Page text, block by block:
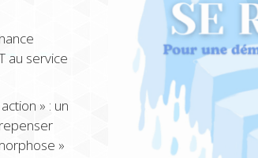
au service
» : un
»